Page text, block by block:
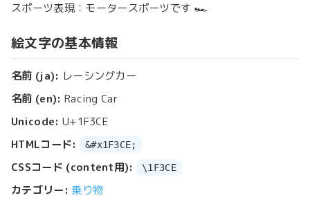
スポーツ表現：モータースポーツです 🏎️
絵文字の基本情報
名前 (ja): レーシングカー
名前 (en): Racing Car
Unicode: U+1F3CE
HTMLコード:
&#x1F3CE;
CSSコード (content用): \1F3CE
カテゴリー: 乗り物